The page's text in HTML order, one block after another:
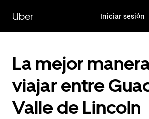
contenido
principal
Uber Iniciar sesión
La mejor
viajar entre
Valle de Lincoln